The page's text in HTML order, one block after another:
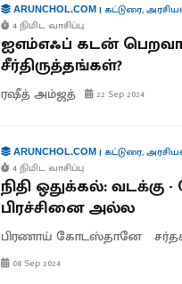
ARUNCHOL.COM| கட்டுரை,
4 நிமிட வாசிப்பு
ஐஎம்எஃப் கடன்
சீர்திருத்தங்கள்?
ரஷீத் அம்ஜத் 22 Sep 2024
ARUNCHOL.COM| கட்டுரை,
4 நிமிட வாசிப்பு
நிதி ஒதுக்கல்: வடக்கு -
பிரச்சினை அல்ல
பிரணாய் கோடஸ்தானே
08 Sep 2024